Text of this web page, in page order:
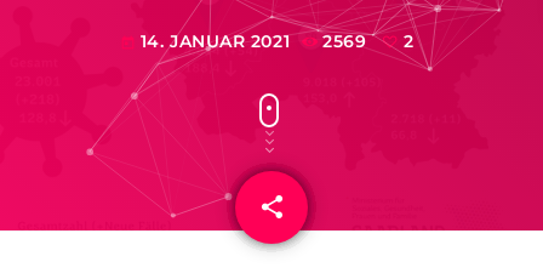
today 14. JANUAR 2021 2569 2
share
email